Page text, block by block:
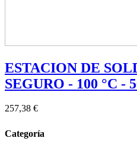
ESTACION DE
SEGURO - 100 °C -
257,38 €
Categoría